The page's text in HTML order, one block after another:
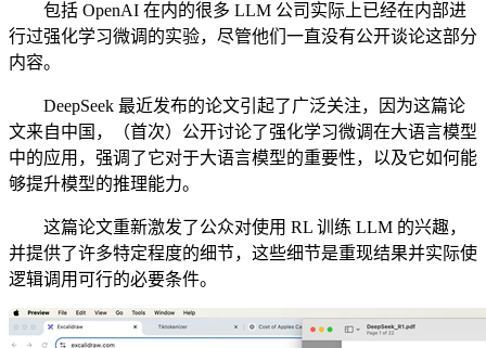
包括 OpenAI 在内的很多 LLM 公司实际上已经在内部进
行过强化学习微调的实验，尽管他们一直没有公开谈论这部分
内容。
DeepSeek 最近发布的论文引起了广泛关注，因为这篇论
文来自中国，（首次）公开讨论了强化学习微调在大语言模型
中的应用，强调了它对于大语言模型的重要性，以及它如何能
够提升模型的推理能力。
这篇论文重新激发了公众对使用 RL 训练 LLM 的兴趣，
并提供了许多特定程度的细节，这些细节是重现结果并实际使
逻辑调用可行的必要条件。